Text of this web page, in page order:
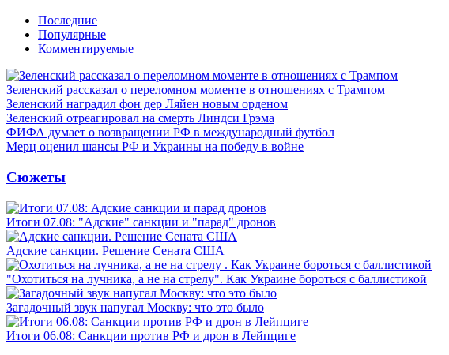
Последние
Популярные
Комментируемые
Зеленский рассказал о переломном моменте в отношениях с Трампом
Зеленский наградил фон дер Ляйен новым орденом
Зеленский отреагировал на смерть Линдси Грэма
ФИФА думает о возвращении РФ в международный футбол
Мерц оценил шансы РФ и Украины на победу в войне
Сюжеты
Итоги 07.08: "Адские" санкции и "парад" дронов
Адские санкции. Решение Сената США
"Охотиться на лучника, а не на стрелу". Как Украине бороться с баллистикой
Загадочный звук напугал Москву: что это было
Итоги 06.08: Санкции против РФ и дрон в Лейпциге